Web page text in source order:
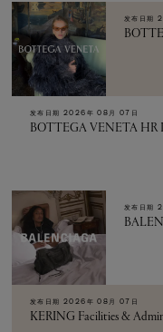
发布日期
发布日期 2026年 08月 07日
BOTTEGA VENETA HR
发布日期
发布日期 2026年 08月 07日
KERING Facilities &